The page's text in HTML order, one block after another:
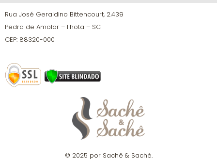
Rua José Geraldino Bittencourt, 2.439
Pedra de Amolar – Ilhota – SC
CEP: 88320-000
© 2025 por Sachê & Sachê.